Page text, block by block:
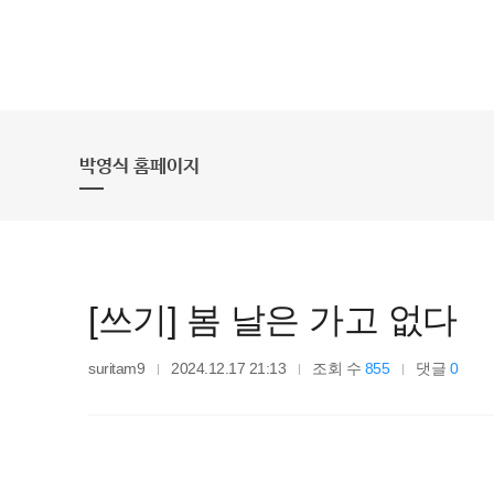
박영식 홈페이지
[쓰기] 봄 날은 가고 없다
suritam9 2024.12.17 21:13 조회 수 855 댓글 0